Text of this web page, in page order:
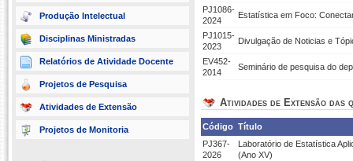
Produção Intelectual
Disciplinas Ministradas
Relatórios de Atividade Docente
Projetos de Pesquisa
Atividades de Extensão
Projetos de Monitoria
PJ1086-
2024
Estatística em Foco:
PJ1015-
2023
Divulgação de Noticias e
EV452-
2014
Seminário de pesquisa do
Atividades de Extensão das
Código Título
PJ367-
2026
Laboratório de Estatística
(Ano XV)